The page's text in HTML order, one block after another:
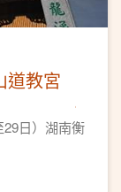
道教宮
29日）湖南衡